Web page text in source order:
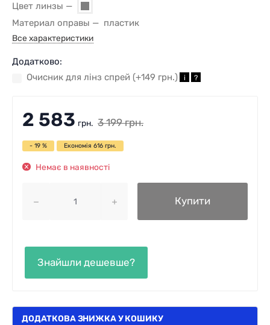
Цвет линзы
Материал оправы
пластик
Все характеристики
Додатково:
Очисник для лінз спрей (+149 грн.) i ?
2 583 грн. 3 199 грн.
- 19 % Економія 616 грн.
Немає в наявності
Купити
ДОДАТКОВА ЗНИЖКА У КОШИКУ